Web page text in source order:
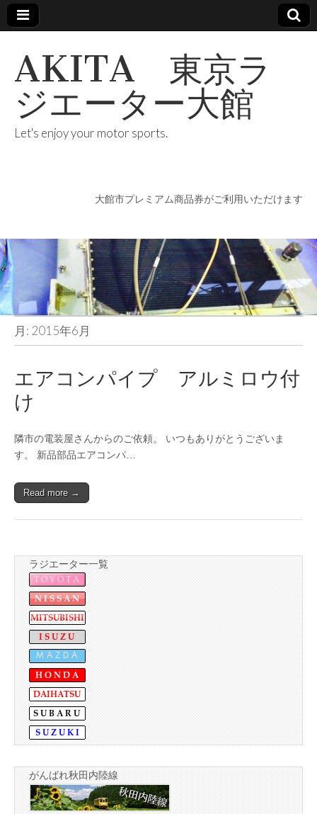
AKITA 東京ラ
ジエーター大館
Let's enjoy your motor sports.
大館市プレミアム商品券がご利用いただけます
月: 2015年6月
エアコンパイプ アルミロウ付
け
隣市の電装屋さんからのご依頼。 いつもありがとうございま
す。 新品部品エアコンパ…
Read more →
ラジエーター一覧
がんばれ秋田内陸線